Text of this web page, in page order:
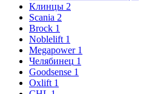
Клинцы 2
Scania 2
Brock 1
Noblelift 1
Megapower 1
Челябинец 1
Goodsense 1
Oxlift 1